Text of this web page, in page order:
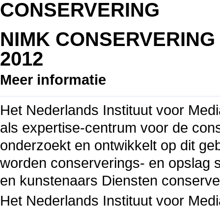
CONSERVERING
NIMK
2012
Meer informatie
Het Nederlands Instituut voor
als expertise-centrum voor de
onderzoekt en ontwikkelt op dit
worden conserverings- en opslag
en kunstenaars Diensten
Het Nederlands Instituut voor